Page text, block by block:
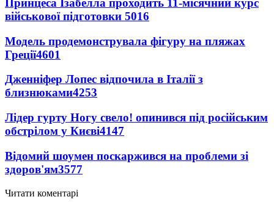
Принцеса Ізабелла проходить 11-місячний курс
військової підготовки 5016
Модель продемонструвала фігуру на пляжах
Греції4601
Дженніфер Лопес відпочила в Італії з
близнюками4253
Лідер гурту Ногу свело! опинився під російським
обстрілом у Києві4147
Відомий шоумен поскаржився на проблеми зі
здоров'ям3577
Читати коментарі